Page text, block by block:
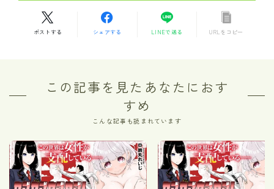
ポストする シェアする LINEで送る URLをコピー
この記事を見たあなたにおす
すめ
こんな記事も読まれています